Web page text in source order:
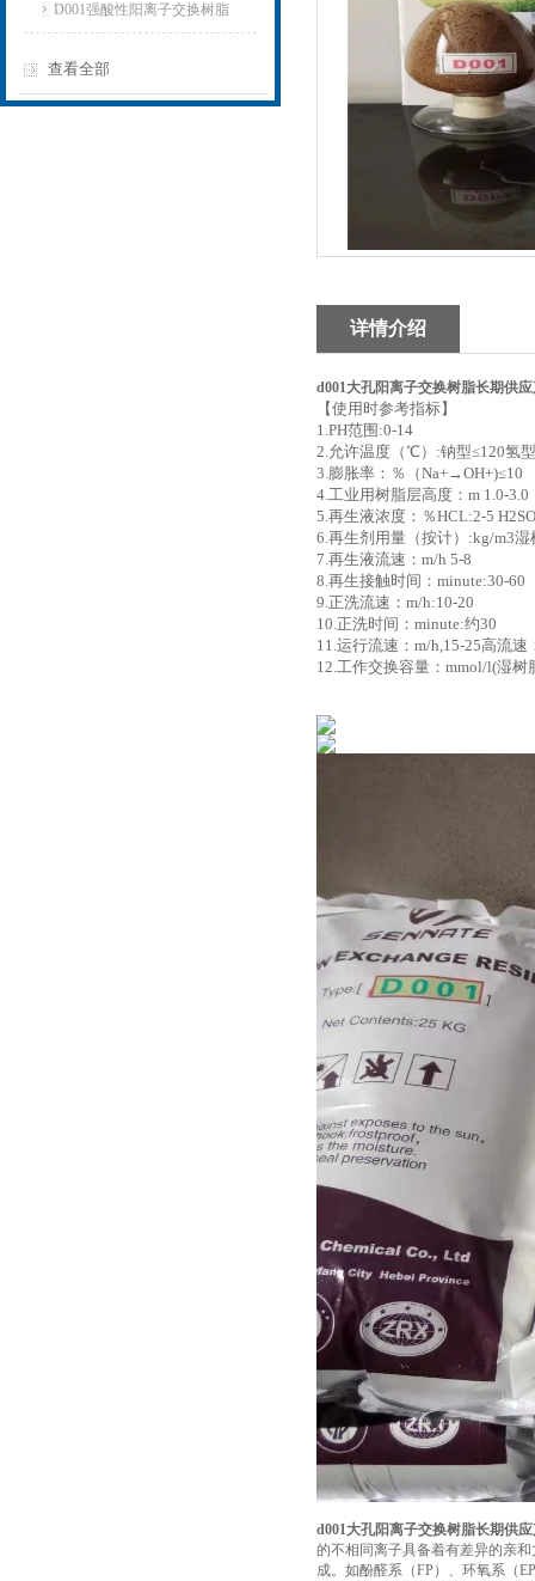
D001强酸性阳离子交换树脂
查看全部
详情介绍
d001大孔阳离子交换树脂长期供
【使用时参考指标】
1.PH范围:0-14
2.允许温度（℃）:钠型≤120氢
3.膨胀率：％（Na+→OH+)≤10
4.工业用树脂层高度：m 1.0-3.0
5.再生液浓度：％HCL:2-5
6.再生剂用量（按计）:kg/m3湿
7.再生液流速：m/h 5-8
8.再生接触时间：minute:30-60
9.正洗流速：m/h:10-20
10.正洗时间：minute:约30
11.运行流速：m/h,15-25高流速
12.工作交换容量：mmol/l(湿树
d001大孔阳离子交换树脂长期供
的不相同离子具备着有差异的亲
成。如酚醛系（FP）、环氧系（